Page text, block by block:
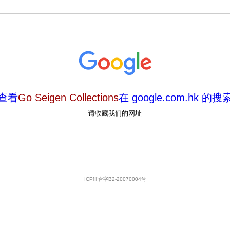
看Go Seigen Collections在 google.com.hk 的搜
请收藏我们的网址
ICP证合字B2-20070004号